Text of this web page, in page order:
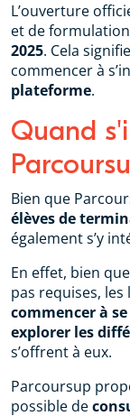
L’ouverture
et de
2025. Cela
commencer à
plateforme.
Quand
Bien que
élèves de
également s’y
En effet, bien
pas requises,
commencer à
explorer les
s’offrent à eux.
Parcoursup
possible de